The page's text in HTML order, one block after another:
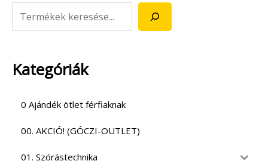
Kategóriák
0 Ajándék ötlet férfiaknak
00. AKCIÓ! (GÓCZI-OUTLET)
01. Szórástechnika